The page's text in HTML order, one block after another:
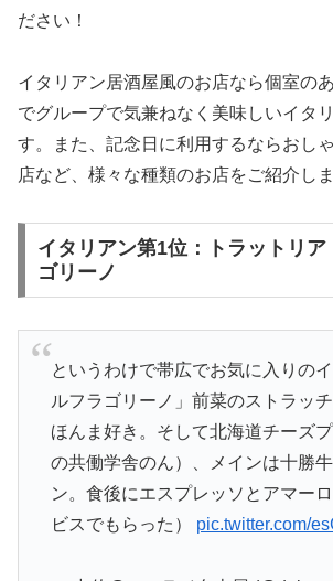
ださい！
イタリアン居酒屋風のお店なら個室の
でグループで気兼ねなく美味しいイタ
す。また、記念日に利用するならおし
店など、様々な種類のお店をご紹介しま
イタリアン第1位：トラットリア
ゴリーノ
というわけで帯広でお気に入りの
ルフラゴリーノ」前菜のストラッ
ほんま好き。そして北海道チーズ
の共働学舎のん）、メインは十勝
ン。食後にエスプレッソとアマー
ビスでもらった） pic.twitter.com/